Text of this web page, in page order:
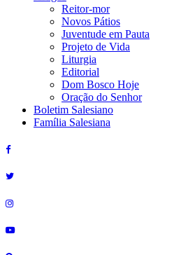
Reitor-mor
Novos Pátios
Juventude em Pauta
Projeto de Vida
Liturgia
Editorial
Dom Bosco Hoje
Oração do Senhor
Boletim Salesiano
Família Salesiana